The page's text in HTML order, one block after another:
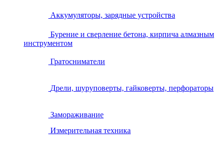
Аккумуляторы, зарядные устройства
Бурение и сверление бетона, кирпича алмазным
инструментом
Гратосниматели
Дрели, шуруповерты, гайковерты, перфораторы
Замораживание
Измерительная техника